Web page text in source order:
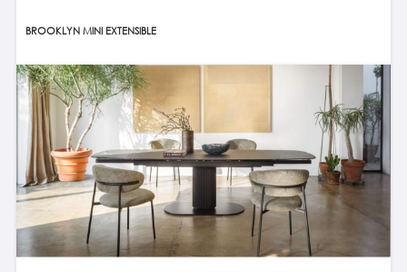
BROOKLYN MINI EXTENSIBLE